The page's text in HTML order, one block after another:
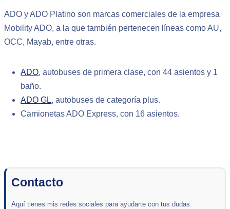
ADO y ADO Platino son marcas comerciales de la empresa
Mobility ADO, a la que también pertenecen líneas como AU,
OCC, Mayab, entre otras.
ADO, autobuses de primera clase, con 44 asientos y 1
baño.
ADO GL, autobuses de categoría plus.
Camionetas ADO Express, con 16 asientos.
Contacto
Aquí tienes mis redes sociales para ayudarte con tus dudas.